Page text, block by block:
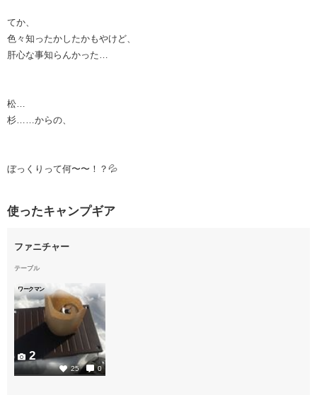
てか、
色々知ったかしたかもやけど、
肝心な事知らんかった…
松…
杉……からの、
ぼっくりって何〜〜！？💦
使ったキャンプギア
ファニチャー
テーブル
ワークマン
25 0
2